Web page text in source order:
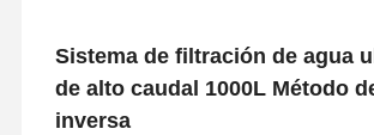
Sistema de filtración de agua
de alto caudal 1000L Método
inversa